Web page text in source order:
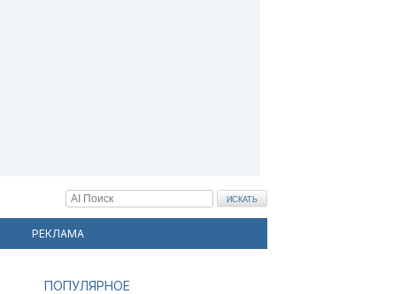
РЕКЛАМА
ПОПУЛЯРНОЕ